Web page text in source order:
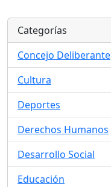
Categorías
Concejo Deliberante
Cultura
Deportes
Derechos Humanos
Desarrollo Social
Educación